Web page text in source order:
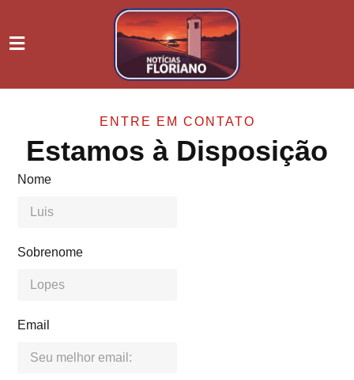
ENTRE EM CONTATO
Estamos à Disposição
Nome
Sobrenome
Email